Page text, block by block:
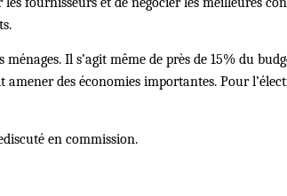
Il s’agit même de près de 15% du
des économies importantes. Pour
en commission.